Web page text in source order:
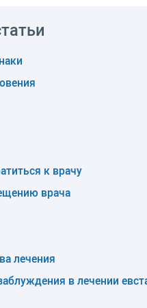
к врачу
врача
лечения
в лечении